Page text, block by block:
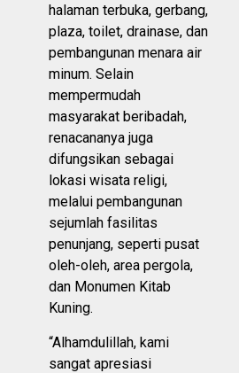
halaman terbuka, gerbang,
plaza, toilet, drainase, dan
pembangunan menara air
minum. Selain
mempermudah
masyarakat beribadah,
renacananya juga
difungsikan sebagai
lokasi wisata religi,
melalui pembangunan
sejumlah fasilitas
penunjang, seperti pusat
oleh-oleh, area pergola,
dan Monumen Kitab
Kuning.
“Alhamdulillah, kami
sangat apresiasi